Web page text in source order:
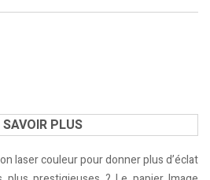
SAVOIR PLUS
laser couleur pour donner plus d’éclat